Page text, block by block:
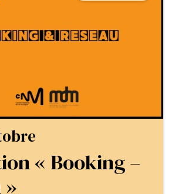
« Booking –
»